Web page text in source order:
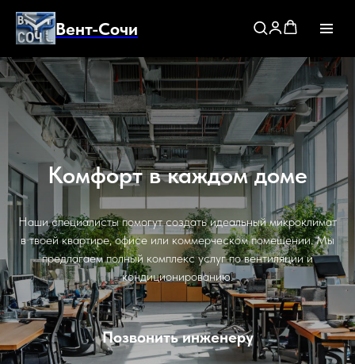
Вент-Сочи
Комфорт в каждом доме
Наши специалисты помогут создать идеальный микроклимат
в твоей квартире, офисе или коммерческом помещении. Мы
предлагаем полный комплекс услуг по вентиляции и
кондиционированию.
Позвонить инженеру